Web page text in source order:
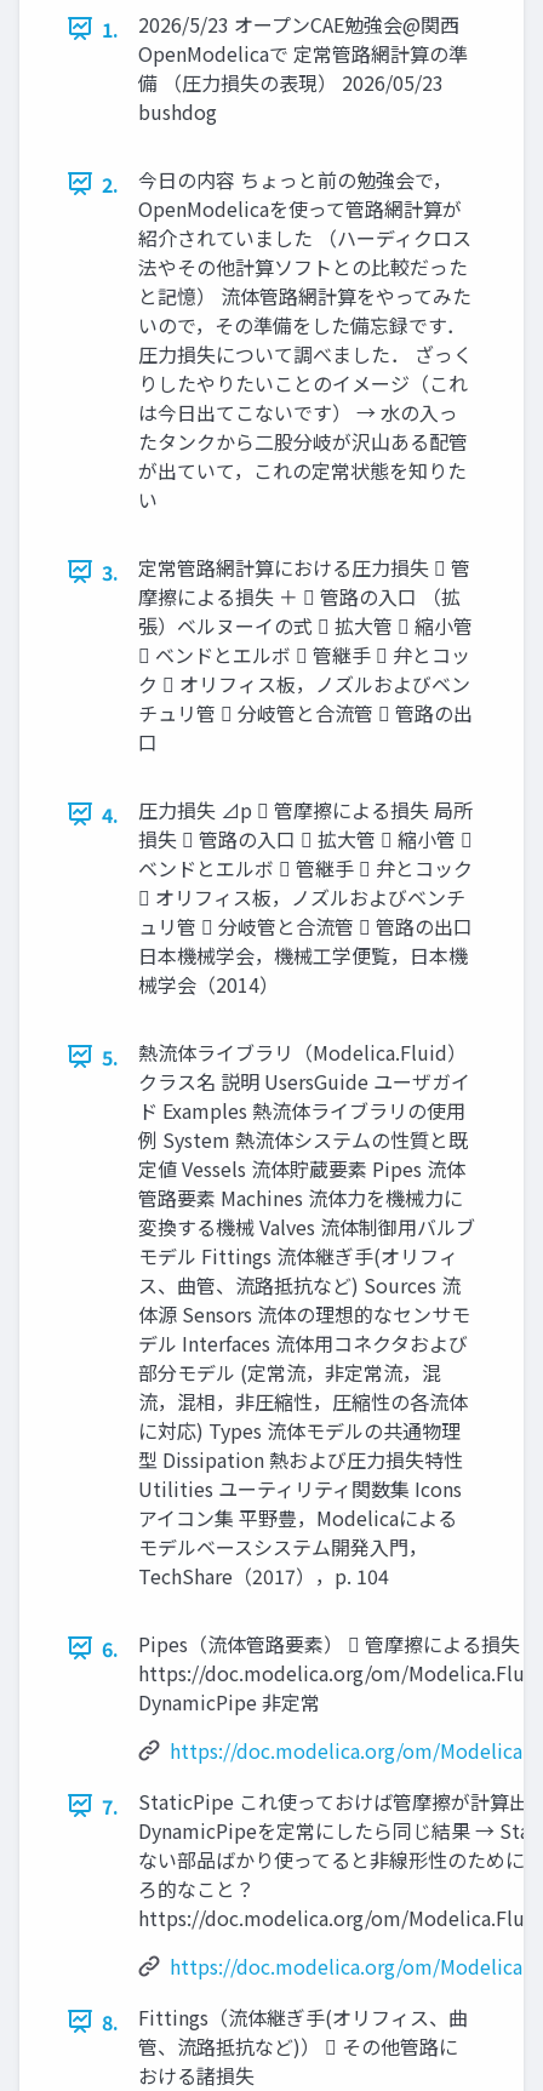
1.
2026/5/23 オープンCAE勉強会@関西
OpenModelicaで 定常管路網計算の準
備 （圧力損失の表現） 2026/05/23
bushdog
2.
今日の内容 ちょっと前の勉強会で，
OpenModelicaを使って管路網計算が
紹介されていました （ハーディクロス
法やその他計算ソフトとの比較だった
と記憶） 流体管路網計算をやってみた
いので，その準備をした備忘録です．
圧力損失について調べました． ざっく
りしたやりたいことのイメージ（これ
は今日出てこないです） → 水の入っ
たタンクから二股分岐が沢山ある配管
が出ていて，これの定常状態を知りた
い
3.
定常管路網計算における圧力損失  管
摩擦による損失 ＋  管路の入口 （拡
張）ベルヌーイの式  拡大管  縮小管
 ベンドとエルボ  管継手  弁とコッ
ク  オリフィス板，ノズルおよびベン
チュリ管  分岐管と合流管  管路の出
口
4.
圧力損失 ⊿p  管摩擦による損失 局所
損失  管路の入口  拡大管  縮小管 
ベンドとエルボ  管継手  弁とコック
 オリフィス板，ノズルおよびベンチ
ュリ管  分岐管と合流管  管路の出口
日本機械学会，機械工学便覧，日本機
械学会（2014）
5.
熱流体ライブラリ（Modelica.Fluid）
クラス名 説明 UsersGuide ユーザガイ
ド Examples 熱流体ライブラリの使用
例 System 熱流体システムの性質と既
定値 Vessels 流体貯蔵要素 Pipes 流体
管路要素 Machines 流体力を機械力に
変換する機械 Valves 流体制御用バルブ
モデル Fittings 流体継ぎ手(オリフィ
ス、曲管、流路抵抗など) Sources 流
体源 Sensors 流体の理想的なセンサモ
デル Interfaces 流体用コネクタおよび
部分モデル (定常流，非定常流，混
流，混相，非圧縮性，圧縮性の各流体
に対応) Types 流体モデルの共通物理
型 Dissipation 熱および圧力損失特性
Utilities ユーティリティ関数集 Icons
アイコン集 平野豊，Modelicaによる
モデルベースシステム開発入門，
TechShare（2017），p. 104
6.
Pipes（流体管路要素）  管摩擦による損失
https://doc.modelica.org/om/
DynamicPipe 非定常
https://doc.modelica.org/om/
7.
StaticPipe これ使っておけば管摩擦が計算出
DynamicPipeを定常にしたら同じ結果 →
ない部品ばかり使ってると非線形性のために
ろ的なこと？
https://doc.modelica.org/om/
https://doc.modelica.org/om/
8.
Fittings（流体継ぎ手(オリフィス、曲
管、流路抵抗など)）  その他管路に
おける諸損失